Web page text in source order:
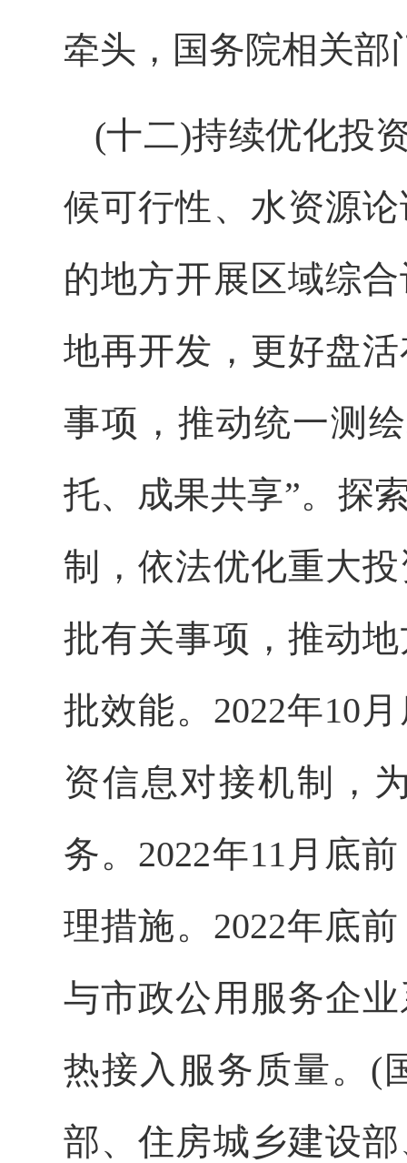
牵头，国务院相关部
(十二)持续优化投
候可行性、水资源
的地方开展区域综
地再开发，更好盘
事项，推动统一测
托、成果共享”。探
制，依法优化重大
批有关事项，推动
批效能。2022年10
资信息对接机制，
务。2022年11月底
理措施。2022年底
与市政公用服务企
热接入服务质量。(
部、住房城乡建设